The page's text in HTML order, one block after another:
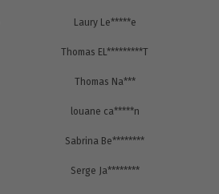
Laury Le*****e
Thomas EL*********T
Thomas Na***
louane ca*****n
Sabrina Be********
Serge Ja********